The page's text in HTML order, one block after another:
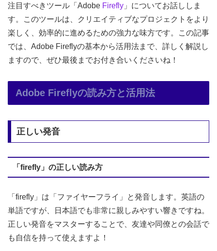
注目すべきツール「Adobe Firefly 」についてお話ししま
す。このツールは、クリエイティブなプロジェクトをより
楽しく、効率的に進めるための強力な味方です。この記事
では、Adobe Fireflyの基本から活用法まで、詳しく解説し
ますので、ぜひ最後までお付き合いくださいね！
Adobe Fireflyの読み方と活用法
正しい発音
「firefly」の正しい読み方
「firefly」は「ファイヤーフライ」と発音します。英語の
単語ですが、日本語でも非常に親しみやすい響きですね。
正しい発音をマスターすることで、友達や同僚との会話で
も自信を持って使えますよ！